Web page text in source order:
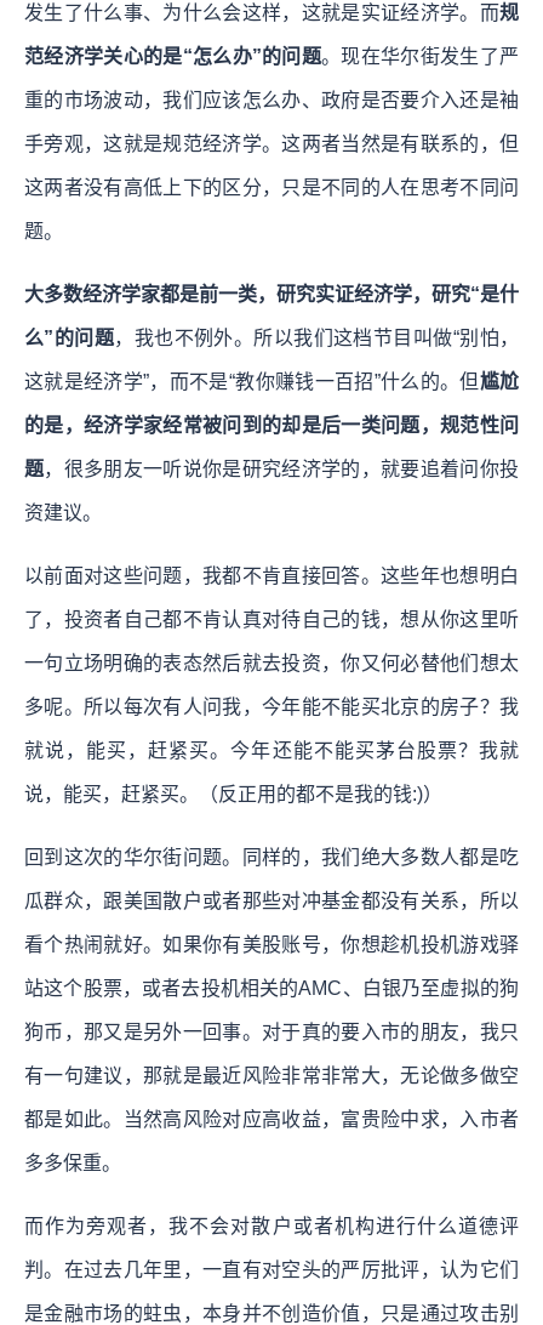
发生了什么事、为什么会这样，这就是实证经济学。而规
范经济学关心的是“怎么办”的问题。现在华尔街发生了严
重的市场波动，我们应该怎么办、政府是否要介入还是袖
手旁观，这就是规范经济学。这两者当然是有联系的，但
这两者没有高低上下的区分，只是不同的人在思考不同问
题。
大多数经济学家都是前一类，研究实证经济学，研究“是什
么”的问题，我也不例外。所以我们这档节目叫做“别怕，
这就是经济学”，而不是“教你赚钱一百招”什么的。但尴尬
的是，经济学家经常被问到的却是后一类问题，规范性问
题，很多朋友一听说你是研究经济学的，就要追着问你投
资建议。
以前面对这些问题，我都不肯直接回答。这些年也想明白
了，投资者自己都不肯认真对待自己的钱，想从你这里听
一句立场明确的表态然后就去投资，你又何必替他们想太
多呢。所以每次有人问我，今年能不能买北京的房子？我
就说，能买，赶紧买。今年还能不能买茅台股票？我就
说，能买，赶紧买。（反正用的都不是我的钱:)）
回到这次的华尔街问题。同样的，我们绝大多数人都是吃
瓜群众，跟美国散户或者那些对冲基金都没有关系，所以
看个热闹就好。如果你有美股账号，你想趁机投机游戏驿
站这个股票，或者去投机相关的AMC、白银乃至虚拟的狗
狗币，那又是另外一回事。对于真的要入市的朋友，我只
有一句建议，那就是最近风险非常非常大，无论做多做空
都是如此。当然高风险对应高收益，富贵险中求，入市者
多多保重。
而作为旁观者，我不会对散户或者机构进行什么道德评
判。在过去几年里，一直有对空头的严厉批评，认为它们
是金融市场的蛀虫，本身并不创造价值，只是通过攻击别